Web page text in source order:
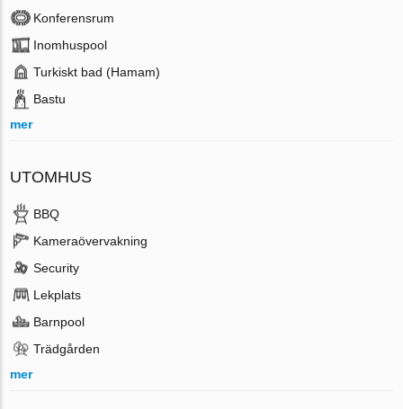
Konferensrum
Inomhuspool
Turkiskt bad (Hamam)
Bastu
mer
UTOMHUS
BBQ
Kameraövervakning
Security
Lekplats
Barnpool
Trädgården
mer